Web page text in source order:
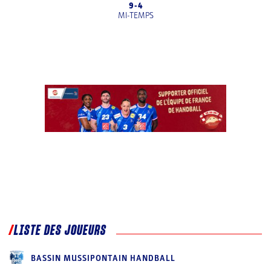
9-4
MI-TEMPS
LISTE DES JOUEURS
BASSIN MUSSIPONTAIN HANDBALL